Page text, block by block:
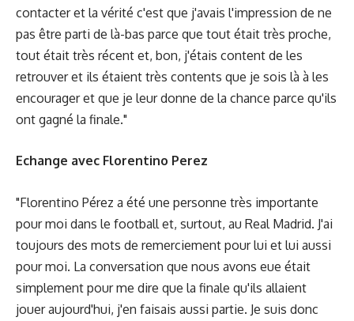
contacter et la vérité c'est que j'avais l'impression de ne
pas être parti de là-bas parce que tout était très proche,
tout était très récent et, bon, j'étais content de les
retrouver et ils étaient très contents que je sois là à les
encourager et que je leur donne de la chance parce qu'ils
ont gagné la finale."
Echange avec Florentino Perez
"Florentino Pérez a été une personne très importante
pour moi dans le football et, surtout, au Real Madrid. J'ai
toujours des mots de remerciement pour lui et lui aussi
pour moi. La conversation que nous avons eue était
simplement pour me dire que la finale qu'ils allaient
jouer aujourd'hui, j'en faisais aussi partie. Je suis donc